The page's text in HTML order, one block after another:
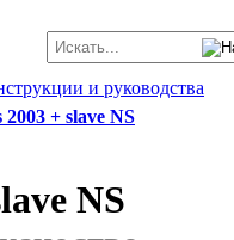
и руководства
+ slave NS
NS